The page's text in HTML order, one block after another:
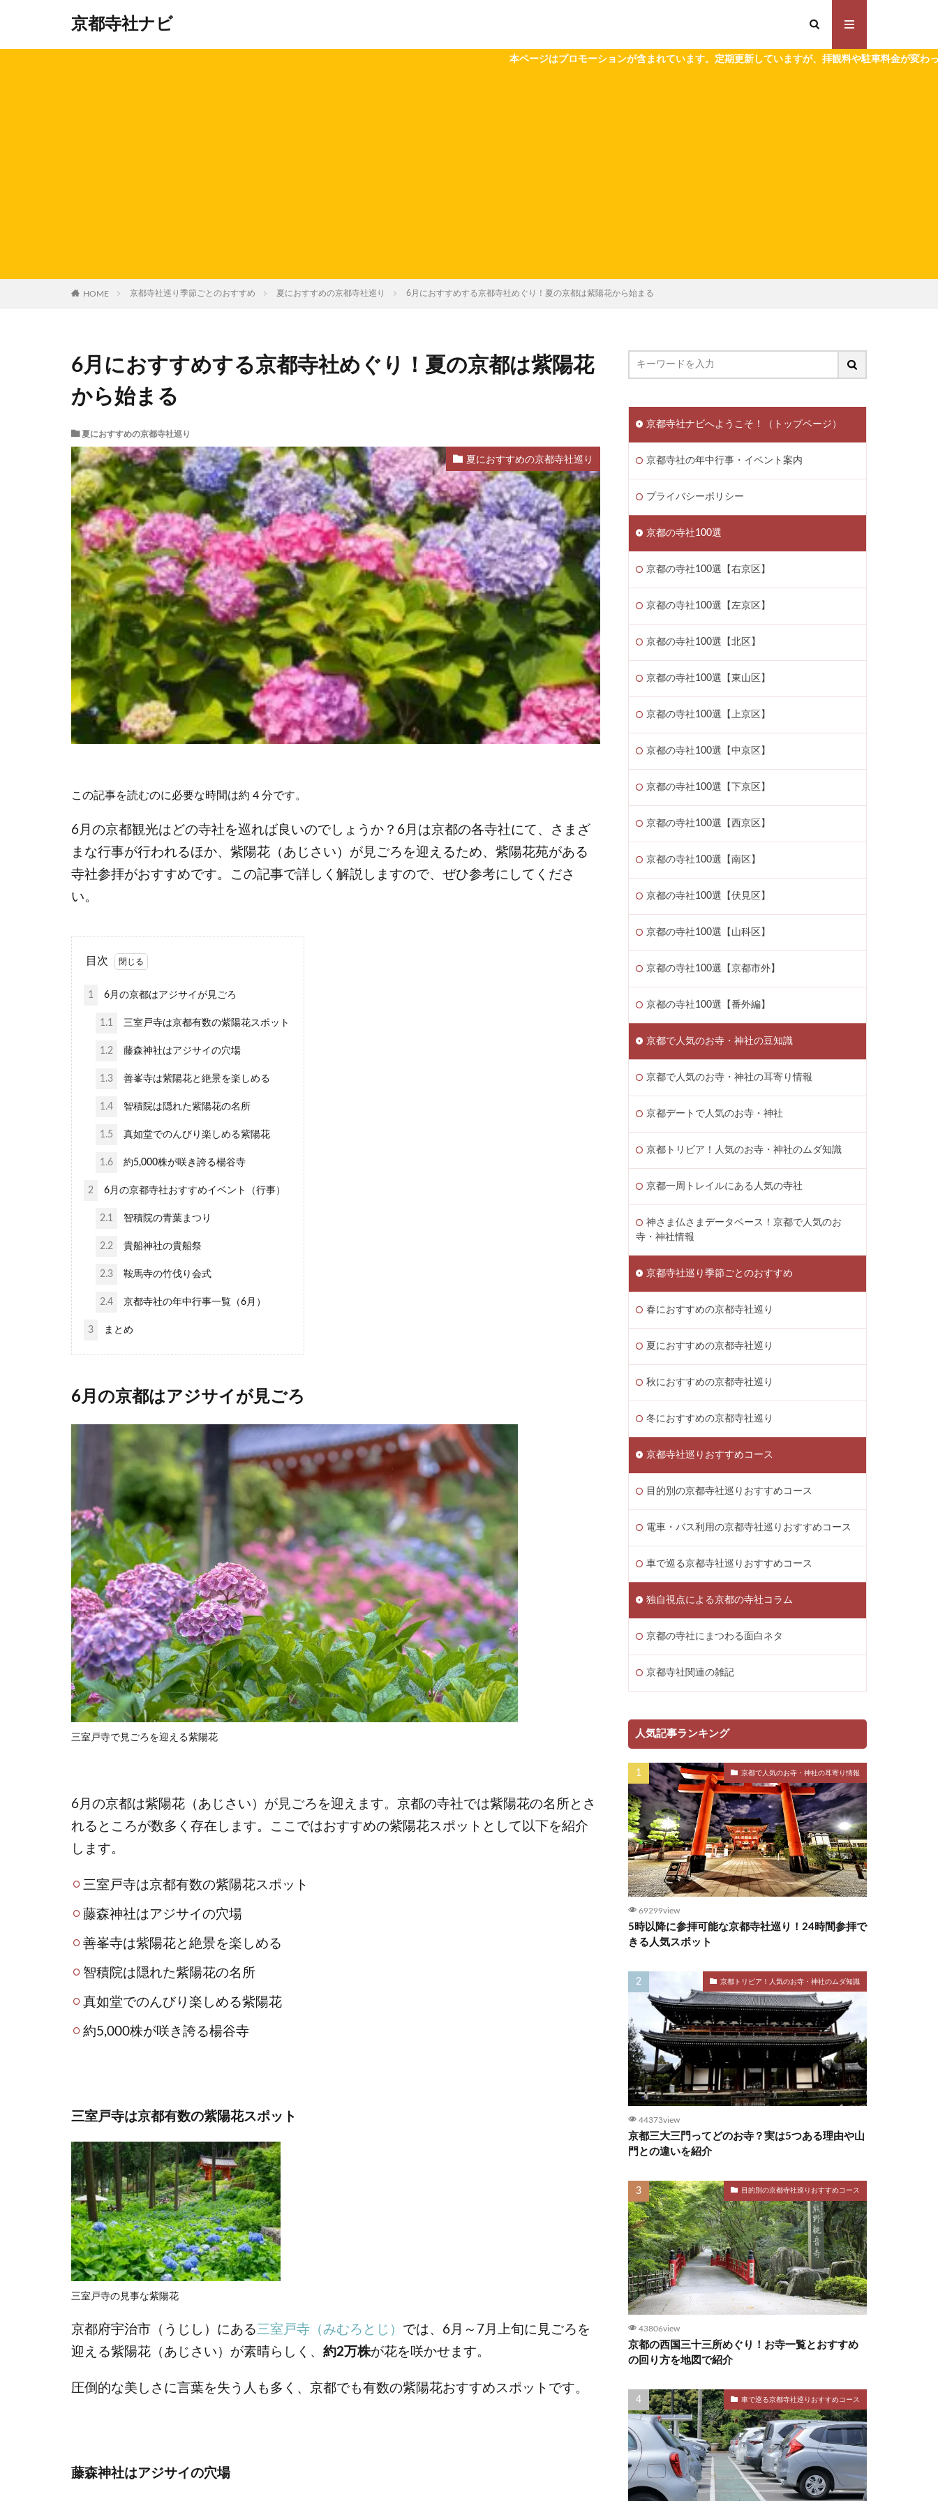
京都寺社ナビ
本ページはプロモーションが含まれています。定期更新していますが、拝観料や駐車料金が変わっている場合があります
HOME 京都寺社巡り季節ごとのおすすめ 夏におすすめの京都寺社巡り 6月におすすめする京都寺社めぐり！夏の京都は紫陽花から始まる
6月におすすめする京都寺社めぐり！夏の京都は紫陽花
から始まる
夏におすすめの京都寺社巡り
夏におすすめの京都寺社巡り
この記事を読むのに必要な時間は約 4 分です。
6月の京都観光はどの寺社を巡れば良いのでしょうか？6月は京都の各寺社にて、さまざ
まな行事が行われるほか、紫陽花（あじさい）が見ごろを迎えるため、紫陽花苑がある
寺社参拝がおすすめです。この記事で詳しく解説しますので、ぜひ参考にしてくださ
い。
目次
1 6月の京都はアジサイが見ごろ
1.1 三室戸寺は京都有数の紫陽花スポット
1.2 藤森神社はアジサイの穴場
1.3 善峯寺は紫陽花と絶景を楽しめる
1.4 智積院は隠れた紫陽花の名所
1.5 真如堂でのんびり楽しめる紫陽花
1.6 約5,000株が咲き誇る楊谷寺
2 6月の京都寺社おすすめイベント（行事）
2.1 智積院の青葉まつり
2.2 貴船神社の貴船祭
2.3 鞍馬寺の竹伐り会式
2.4 京都寺社の年中行事一覧（6月）
3 まとめ
6月の京都はアジサイが見ごろ
三室戸寺で見ごろを迎える紫陽花
6月の京都は紫陽花（あじさい）が見ごろを迎えます。京都の寺社では紫陽花の名所とさ
れるところが数多く存在します。ここではおすすめの紫陽花スポットとして以下を紹介
します。
三室戸寺は京都有数の紫陽花スポット
藤森神社はアジサイの穴場
善峯寺は紫陽花と絶景を楽しめる
智積院は隠れた紫陽花の名所
真如堂でのんびり楽しめる紫陽花
約5,000株が咲き誇る楊谷寺
三室戸寺は京都有数の紫陽花スポット
三室戸寺の見事な紫陽花
京都府宇治市（うじし）にある三室戸寺（みむろとじ） では、6月～7月上旬に見ごろを
迎える紫陽花（あじさい）が素晴らしく、 約2万株が花を咲かせます。
圧倒的な美しさに言葉を失う人も多く、京都でも有数の紫陽花おすすめスポットです。
藤森神社はアジサイの穴場
京都寺社ナビへようこそ！（トップページ）
京都寺社の年中行事・イベント案内
プライバシーポリシー
京都の寺社100選
京都の寺社100選【右京区】
京都の寺社100選【左京区】
京都の寺社100選【北区】
京都の寺社100選【東山区】
京都の寺社100選【上京区】
京都の寺社100選【中京区】
京都の寺社100選【下京区】
京都の寺社100選【西京区】
京都の寺社100選【南区】
京都の寺社100選【伏見区】
京都の寺社100選【山科区】
京都の寺社100選【京都市外】
京都の寺社100選【番外編】
京都で人気のお寺・神社の豆知識
京都で人気のお寺・神社の耳寄り情報
京都デートで人気のお寺・神社
京都トリビア！人気のお寺・神社のムダ知識
京都一周トレイルにある人気の寺社
神さま仏さまデータベース！京都で人気のお
寺・神社情報
京都寺社巡り季節ごとのおすすめ
春におすすめの京都寺社巡り
夏におすすめの京都寺社巡り
秋におすすめの京都寺社巡り
冬におすすめの京都寺社巡り
京都寺社巡りおすすめコース
目的別の京都寺社巡りおすすめコース
電車・バス利用の京都寺社巡りおすすめコース
車で巡る京都寺社巡りおすすめコース
独自視点による京都の寺社コラム
京都の寺社にまつわる面白ネタ
京都寺社関連の雑記
人気記事ランキング
京都で人気のお寺・神社の耳寄り情報
69299view
5時以降に参拝可能な京都寺社巡り！24時間参拝で
きる人気スポット
京都トリビア！人気のお寺・神社のムダ知識
44373view
京都三大三門ってどのお寺？実は5つある理由や山
門との違いを紹介
目的別の京都寺社巡りおすすめコース
43806view
京都の西国三十三所めぐり！お寺一覧とおすすめ
の回り方を地図で紹介
車で巡る京都寺社巡りおすすめコース